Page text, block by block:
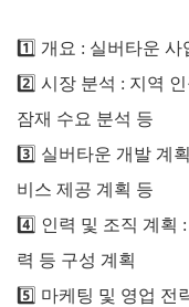
1️⃣ 개요 : 실버타운
2️⃣ 시장 분석 : 지역
잠재 수요 분석 등
3️⃣ 실버타운 개발 계
비스 제공 계획 등
4️⃣ 인력 및 조직 계획
력 등 구성 계획
5️⃣ 마케팅 및 영업 전